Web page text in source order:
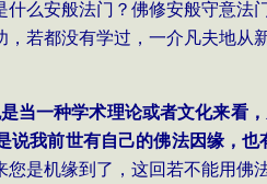
么安般法门？佛修安般守意
若都没有学过，一介凡夫地
当一种学术理论或者文化来看
我前世有自己的佛法因缘，也
是机缘到了，这回若不能用